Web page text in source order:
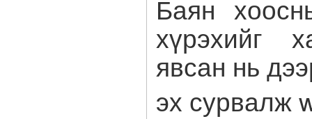
Баян
хүрэхийг
явсан нь
эх сурвалж